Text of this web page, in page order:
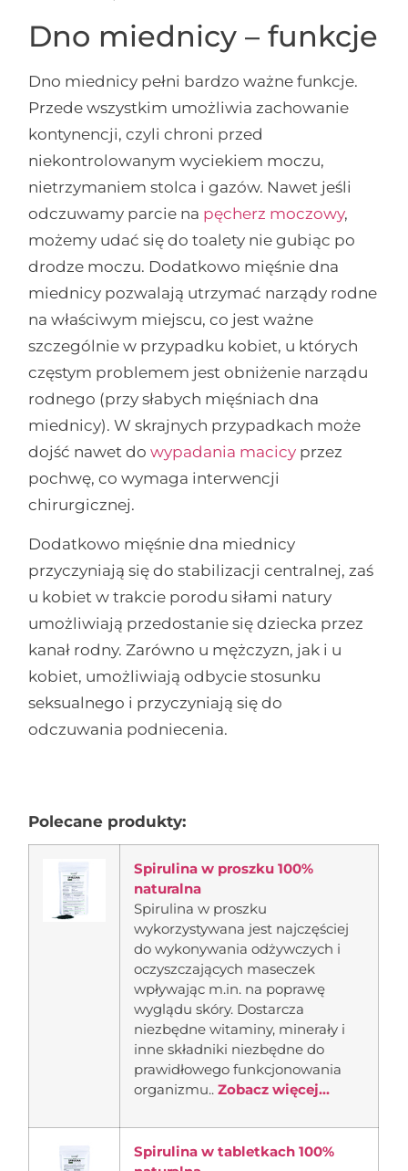
Dno miednicy – funkcje
Dno miednicy pełni bardzo ważne funkcje.
Przede wszystkim umożliwia zachowanie
kontynencji, czyli chroni przed
niekontrolowanym wyciekiem moczu,
nietrzymaniem stolca i gazów. Nawet jeśli
odczuwamy parcie na pęcherz moczowy,
możemy udać się do toalety nie gubiąc po
drodze moczu. Dodatkowo mięśnie dna
miednicy pozwalają utrzymać narządy rodne
na właściwym miejscu, co jest ważne
szczególnie w przypadku kobiet, u których
częstym problemem jest obniżenie narządu
rodnego (przy słabych mięśniach dna
miednicy). W skrajnych przypadkach może
dojść nawet dowypadania macicy przez
pochwę, co wymaga interwencji
chirurgicznej.
Dodatkowo mięśnie dna miednicy
przyczyniają się do stabilizacji centralnej, zaś
u kobiet w trakcie porodu siłami natury
umożliwiają przedostanie się dziecka przez
kanał rodny. Zarówno u mężczyzn, jak i u
kobiet, umożliwiają odbycie stosunku
seksualnego i przyczyniają się do
odczuwania podniecenia.
Polecane produkty:
Spirulina w proszku 100%
naturalna
Spirulina w proszku
wykorzystywana jest najczęściej
do wykonywania odżywczych i
oczyszczających maseczek
wpływając m.in. na poprawę
wyglądu skóry. Dostarcza
niezbędne witaminy, minerały i
inne składniki niezbędne do
prawidłowego funkcjonowania
organizmu..Zobacz więcej...
Spirulina w tabletkach 100%